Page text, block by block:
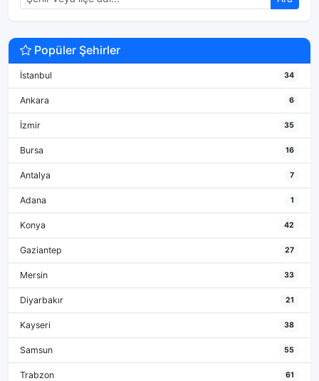
Popüler Şehirler
İstanbul 34
Ankara 6
İzmir 35
Bursa 16
Antalya 7
Adana 1
Konya 42
Gaziantep 27
Mersin 33
Diyarbakır 21
Kayseri 38
Samsun 55
Trabzon 61